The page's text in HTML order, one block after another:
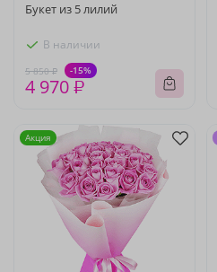
Букет из 5 лилий
В наличии
5 850 ₽ -15%
4 970 ₽
Акция